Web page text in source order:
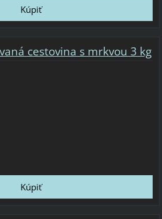
cestovina s mrkvou 3 kg